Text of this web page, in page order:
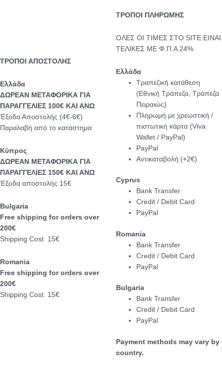
ΤΡΟΠΟΙ ΑΠΟΣΤΟΛΗΣ
Eλλάδα
ΔΩΡΕΑΝ ΜΕΤΑΦΟΡΙΚΑ ΓΙΑ
ΠΑΡΑΓΓΕΛΙΕΣ 100€ ΚΑΙ ΑΝΩ
Έξοδα Αποστολής (4€-6€)
Παραλαβή από το κατάστημα
Κύπρος
ΔΩΡΕΑΝ ΜΕΤΑΦΟΡΙΚΑ ΓΙΑ
ΠΑΡΑΓΓΕΛΙΕΣ 150€ ΚΑΙ ΑΝΩ
Έξοδα αποστολής 15€
Bulgaria
Free shipping for orders over
200€
Shipping Cost 15€
Romania
Free shipping for orders over
200€
Shipping Cost 15€
ΤΡΟΠΟΙ ΠΛΗΡΩΜΗΣ
ΟΛΕΣ ΟΙ ΤΙΜΕΣ ΣΤΟ SITE ΕΙΝΑΙ
ΤΕΛΙΚΕΣ ΜΕ Φ.Π.Α 24%
Ελλάδα
Τραπεζική κατάθεση
(Εθνική Τράπεζα, Τράπεζα
Πειραιώς)
Πληρωμή με χρεωστική /
πιστωτική κάρτα (Viva
Wallet / PayPal)
PayPal
Αντικαταβολή (+2€)
Cyprus
Bank Transfer
Credit / Debit Card
PayPal
Romania
Bank Transfer
Credit / Debit Card
PayPal
Bulgaria
Bank Transfer
Credit / Debit Card
PayPal
Payment methods may vary by
country.